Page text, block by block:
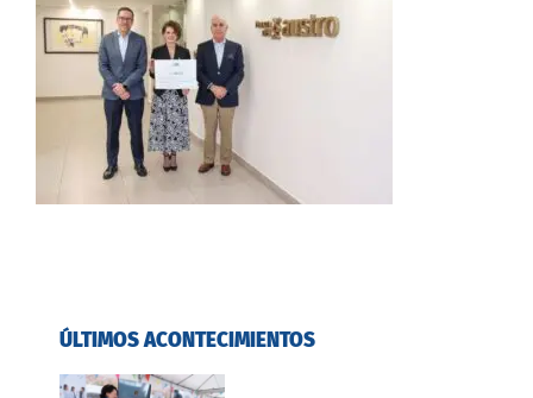
ÚLTIMOS ACONTECIMIENTOS